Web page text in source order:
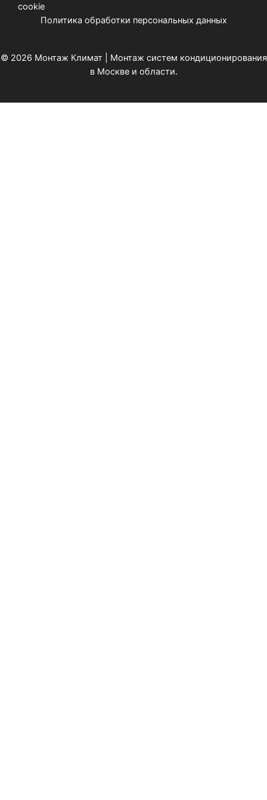
cookie
Политика обработки персональных данных
© 2026 Монтаж Климат | Монтаж систем кондиционирования
в Москве и области.